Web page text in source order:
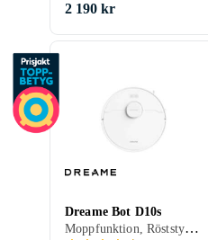
2 190 kr
Dreame Bot D10s
Moppfunktion, Röststyrning, Schemaläggning, Fjärrkontroll, Automatisk dockning, Anpassad för husdjur, Appstyrning, Brusreducering / Tyst läge, Automatisk mopptorkning, Dockningsstation, 280 min, Hårda golv, Mattor, Laminat, Parkett, 63 dB, Självtömmande